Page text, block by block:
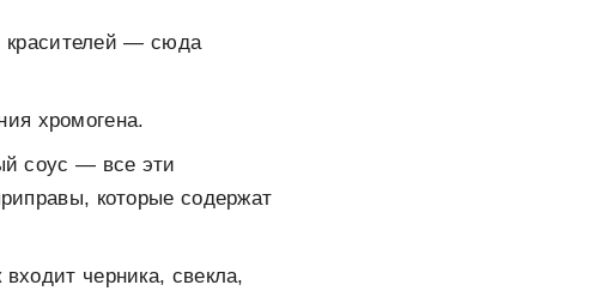
красителей — сюда
хромогена.
соус — все эти
которые содержат
входит черника, свекла,